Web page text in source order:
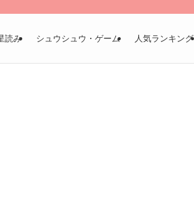
読み シュウシュウ・ゲーム 人気ランキング